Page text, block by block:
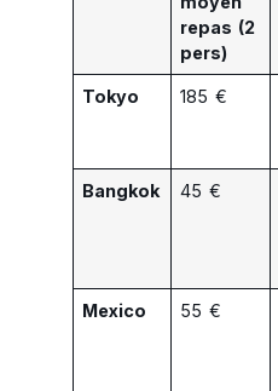
repas (2
pers)
Tokyo 185 €
Bangkok 45 €
Mexico 55 €